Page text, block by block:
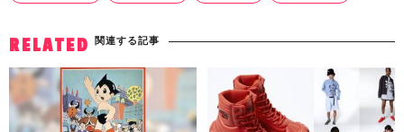
RELATED 関連する記事